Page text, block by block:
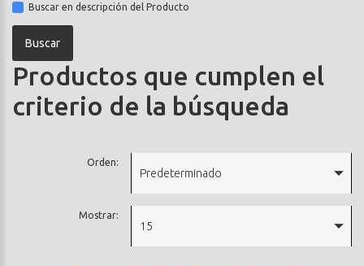
Buscar en descripción del Producto
Productos que cumplen el
criterio de la búsqueda
Orden:
Predeterminado
Mostrar:
15